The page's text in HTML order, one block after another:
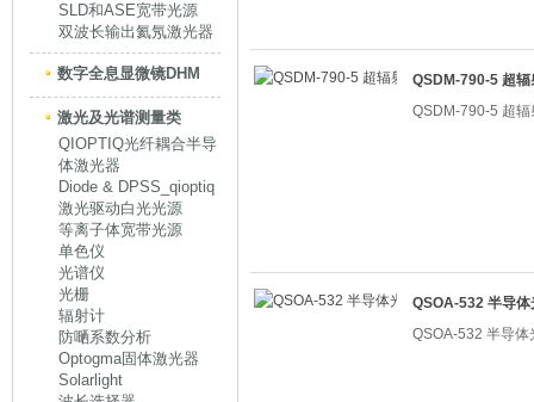
SLD和ASE宽带光源
双波长输出氦氖激光器
数字全息显微镜DHM
激光及光谱测量类
QIOPTIQ光纤耦合半导
体激光器
Diode & DPSS_qioptiq
激光驱动白光光源
等离子体宽带光源
单色仪
光谱仪
光栅
辐射计
防嗮系数分析
Optogma固体激光器
Solarlight
QSDM-790-5 超
QSDM-790-5 超
QSOA-532 半导
QSOA-532 半导